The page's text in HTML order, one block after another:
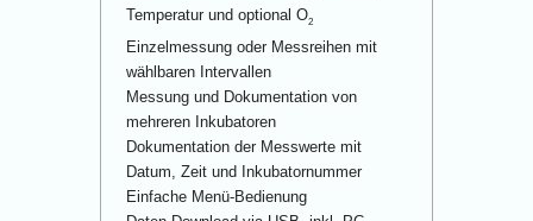
Temperatur und optional O2
Einzelmessung oder Messreihen mit
wählbaren Intervallen
Messung und Dokumentation von
mehreren Inkubatoren
Dokumentation der Messwerte mit
Datum, Zeit und Inkubatornummer
Einfache Menü-Bedienung